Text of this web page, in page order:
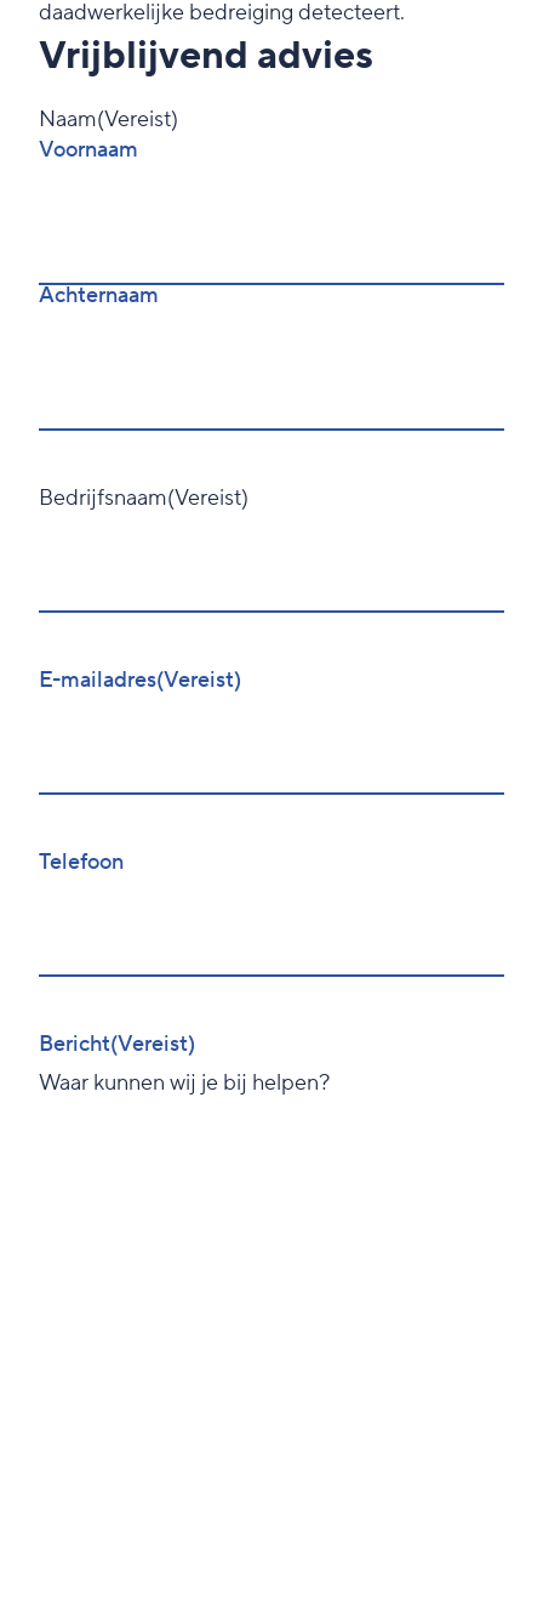
daadwerkelijke bedreiging detecteert.
Vrijblijvend advies
Naam(Vereist)
Voornaam
Achternaam
Bedrijfsnaam(Vereist)
E-mailadres(Vereist)
Telefoon
Bericht(Vereist)
Waar kunnen wij je bij helpen?